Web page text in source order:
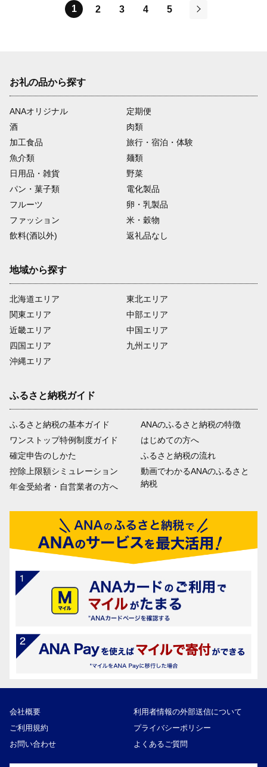
1 2 3 4
5
お礼の品から探す
ANAオリジナル
定期便
酒
肉類
加工食品
旅行・宿泊・体験
魚介類
麺類
日用品・雑貨
野菜
パン・菓子類
電化製品
フルーツ
卵・乳製品
ファッション
米・穀物
飲料(酒以外)
返礼品なし
地域から探す
北海道エリア
関東エリア
近畿エリア
四国エリア
沖縄エリア
東北エリア
中部エリア
中国エリア
九州エリア
ふるさと納税ガイド
ふるさと納税の基本ガイド
ワンストップ特例制度ガイド
確定申告のしかた
控除上限額シミュレーション
年金受給者・自営業者の方へ
ANAのふるさと納税の特徴
はじめての方へ
ふるさと納税の流れ
動画でわかるANAのふるさと
納税
会社概要
利用者情報の外部送信について
ご利用規約
プライバシーポリシー
お問い合わせ
よくあるご質問